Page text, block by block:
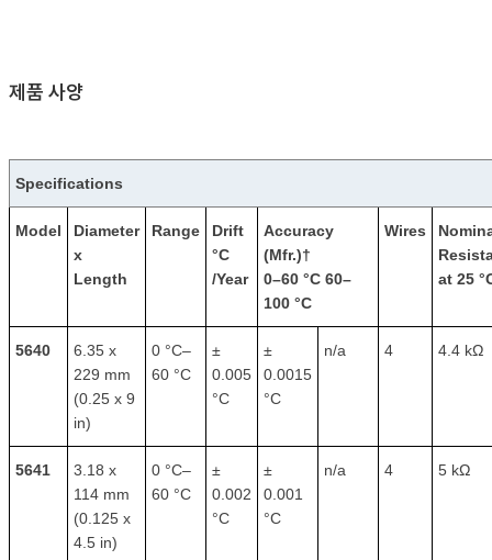
제품 사양
Specifications
Model
Diameter
x
Length
Range
Drift
°C
/Year
Accuracy
(Mfr.)†
0–60 °C 60–
100 °C
Wires
at 25
5640
6.35 x
229 mm
(0.25 x 9
in)
0 °C–
60 °C
±
0.005
°C
±
0.0015
°C
n/a 4 4.4 kΩ
5641
3.18 x
114 mm
(0.125 x
4.5 in)
0 °C–
60 °C
±
0.002
°C
±
0.001
°C
n/a 4 5 kΩ